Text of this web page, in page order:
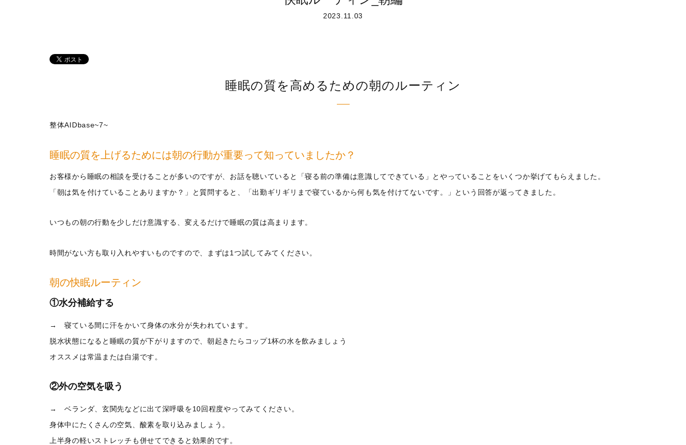
2023.11.03
睡眠の質を高めるための朝のルーティン
整体AIDbase~7~
睡眠の質を上げるためには朝の行動が重要って知っていましたか？
お客様から睡眠の相談を受けることが多いのですが、お話を聴いていると「寝る前の準備は意識してできている」とやっていることをいくつか挙げてもらえました。
「朝は気を付けていることありますか？」と質問すると、「出勤ギリギリまで寝ているから何も気を付けてないです。」という回答が返ってきました。
いつもの朝の行動を少しだけ意識する、変えるだけで睡眠の質は高まります。
時間がない方も取り入れやすいものですので、まずは1つ試してみてください。
朝の快眠ルーティン
①水分補給する
→ 寝ている間に汗をかいて身体の水分が失われています。
脱水状態になると睡眠の質が下がりますので、朝起きたらコップ1杯の水を飲みましょう
オススメは常温または白湯です。
②外の空気を吸う
→ ベランダ、玄関先などに出て深呼吸を10回程度やってみてください。
身体中にたくさんの空気、酸素を取り込みましょう。
上半身の軽いストレッチも併せてできると効果的です。